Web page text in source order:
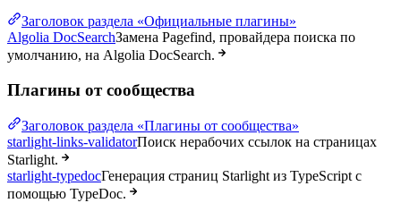
Заголовок раздела «Официальные плагины»
Algolia DocSearchЗамена Pagefind, провайдера поиска по
умолчанию, на Algolia DocSearch.
Плагины от сообщества
Заголовок раздела «Плагины от сообщества»
starlight-links-validatorПоиск нерабочих ссылок на страницах
Starlight.
starlight-typedocГенерация страниц Starlight из TypeScript с
помощью TypeDoc.